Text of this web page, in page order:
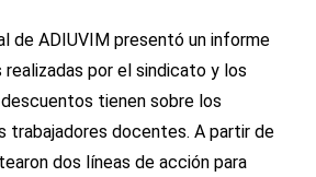
de ADIUVIM presentó un informe
por el sindicato y los
tienen sobre los
trabajadores docentes. A partir de
dos líneas de acción para